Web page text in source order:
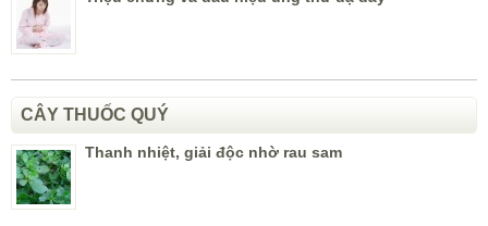
CÂY THUỐC QUÝ
Thanh nhiệt, giải độc nhờ rau sam